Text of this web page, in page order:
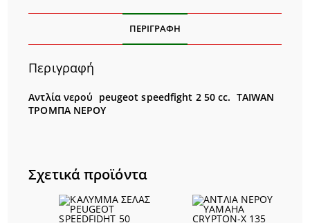
ΠΕΡΙΓΡΑΦΉ
Περιγραφή
Αντλία νερού peugeot speedfight 2 50 cc. TAIWAN
ΤΡΟΜΠΑ ΝΕΡΟΥ
Σχετικά προϊόντα